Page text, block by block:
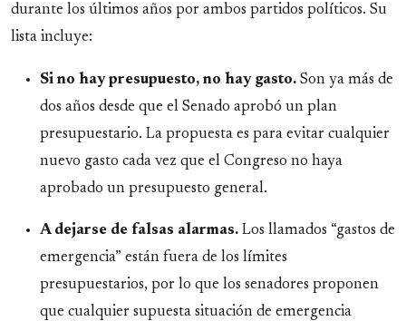
durante los últimos años por ambos partidos políticos. Su
lista incluye:
Si no hay presupuesto, no hay gasto. Son ya más de
dos años desde que el Senado aprobó un plan
presupuestario. La propuesta es para evitar cualquier
nuevo gasto cada vez que el Congreso no haya
aprobado un presupuesto general.
A dejarse de falsas alarmas. Los llamados “gastos de
emergencia” están fuera de los límites
presupuestarios, por lo que los senadores proponen
que cualquier supuesta situación de emergencia